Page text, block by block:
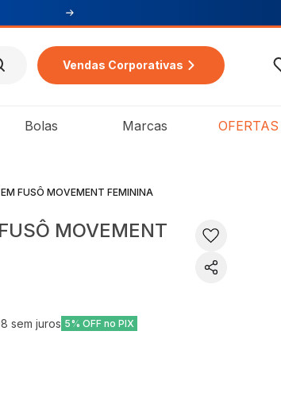
Vendas Corporativas
Bolas Marcas OFERTAS
FUSÔ MOVEMENT FEMININA
MOVEMENT
sem juros 5% OFF no PIX